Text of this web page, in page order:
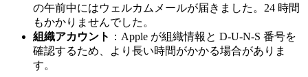
の午前中にはウェルカムメールが届きました。24 時間
もかかりませんでした。
組織アカウント ：Apple が組織情報と D-U-N-S 番号を
確認するため、より長い時間がかかる場合がありま
す。